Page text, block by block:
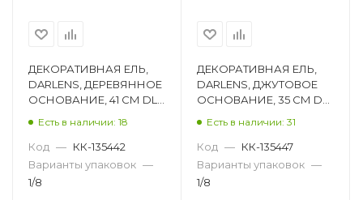
ДЕКОРАТИВНАЯ ЕЛЬ,
DARLENS, ДЕРЕВЯННОЕ
ОСНОВАНИЕ, 41 СМ DL-
Есть в наличии: 18
Код — КК-135442
Варианты упаковок —
1/8
ДЕКОРАТИВНАЯ ЕЛЬ,
DARLENS, ДЖУТОВОЕ
ОСНОВАНИЕ, 35 СМ DL-
Есть в наличии: 31
Код — КК-135447
Варианты упаковок —
1/8